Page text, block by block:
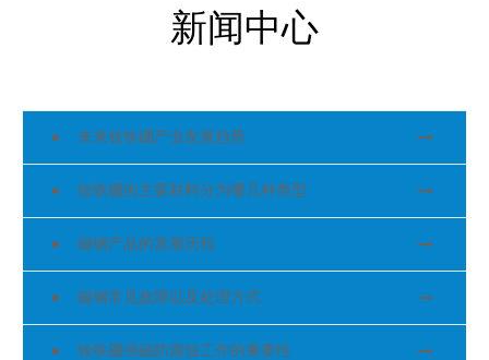
新闻中心
未来钕铁硼产业发展趋势
钕铁硼的主要材料分为哪几种类型
磁钢产品的发展历程
磁钢常见故障以及处理方式
钕铁硼强磁防腐蚀工作的重要性